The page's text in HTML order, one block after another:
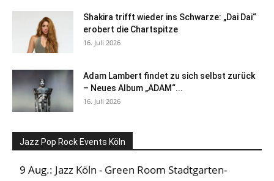
Shakira trifft wieder ins Schwarze: „Dai Dai“
erobert die Chartspitze
16. Juli 2026
Adam Lambert findet zu sich selbst zurück
– Neues Album „ADAM“...
16. Juli 2026
Jazz Pop Rock Events Köln
9 Aug.: Jazz Köln - Green Room Stadtgarten-